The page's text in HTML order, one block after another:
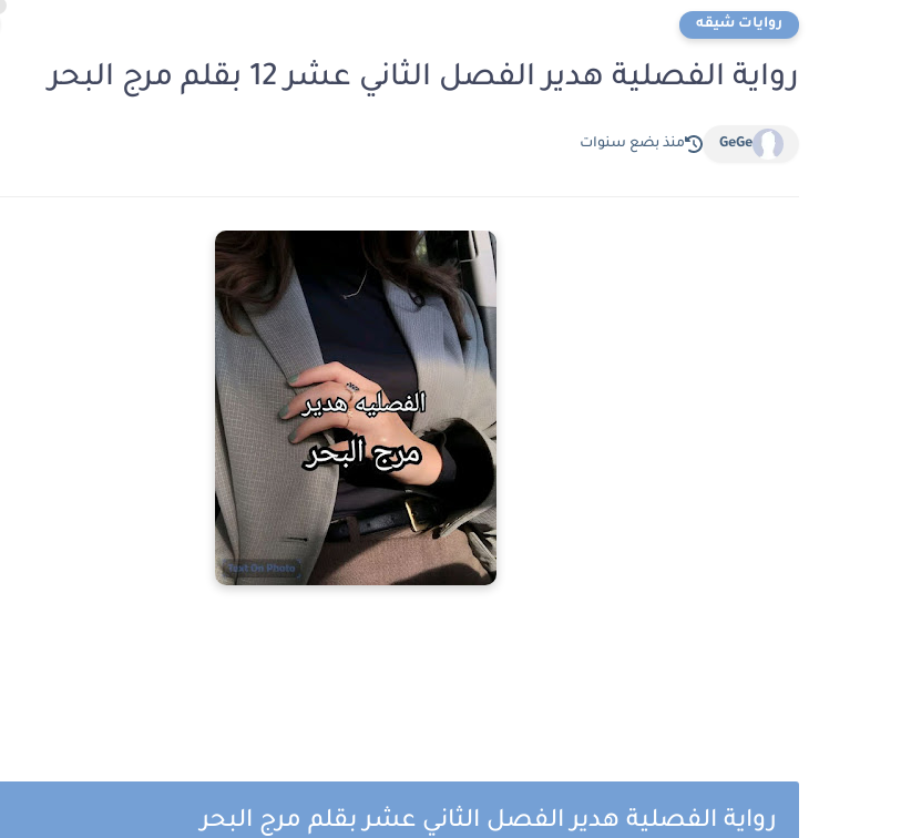
روايات شيقه
رواية الفصلية هدير الفصل الثاني عشر 12 بقلم مرج البحر
GeGe منذ بضع سنوات
رواية الفصلية هدير الفصل الثاني عشر بقلم مرج البحر